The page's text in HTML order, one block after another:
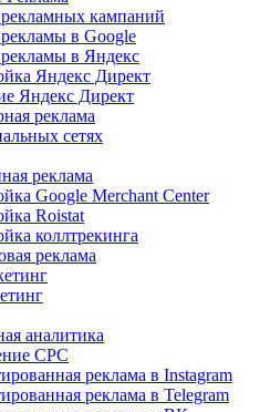
кампаний
в Google
в Яндекс
Яндекс Директ
Яндекс Директ
реклама
сетях
реклама
Google Merchant Center
Roistat
коллтрекинга
реклама
аналитика
CPC
реклама в Instagram
реклама в Telegram